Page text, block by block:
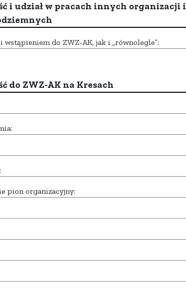
i udział w pracach innych organizacji i
wstąpieniem do ZWZ-AK, jak i „równolegle”:
do ZWZ-AK na Kresach
pion organizacyjny: